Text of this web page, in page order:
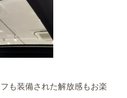
も装備された解放感もお楽